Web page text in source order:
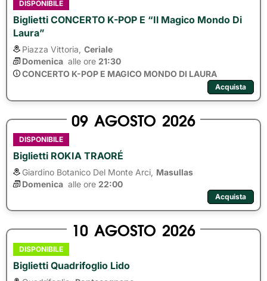
DISPONIBILE
Biglietti CONCERTO K-POP E “Il Magico Mondo Di
Laura”
Piazza Vittoria, Ceriale
Domenica alle ore 21:30
CONCERTO K-POP E MAGICO MONDO DI LAURA
Acquista
09 AGOSTO 2026
DISPONIBILE
Biglietti ROKIA TRAORÉ
Giardino Botanico Del Monte Arci, Masullas
Domenica alle ore 22:00
Acquista
10 AGOSTO 2026
DISPONIBILE
Biglietti Quadrifoglio Lido